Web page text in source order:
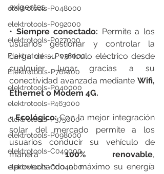
elektrotools-P048000
elektrotools-P092000
elektrotools-P027000
Elektrotools - P038000
Elektrotools-P761000
elektrotools-P040000
elektrotools-P463000
elektrotools-P375000
elektrotools-P098000
elektrotools-C049000
elektrotools-C004000
exigentes.
• Siempre conectado: Permite a los
usuarios gestionar y controlar la
carga de su vehículo eléctrico desde
cualquier lugar gracias a su
conectividad avanzada mediante Wifi,
Ethernet o Modem 4G.
• Ecológico: Con la mejor integración
solar del mercado permite a los
usuarios conducir su vehículo de
manera 100% renovable,
aprovechando al máximo su energía